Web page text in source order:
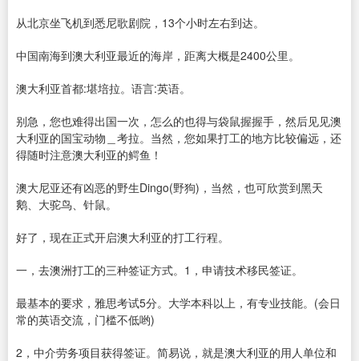
从北京坐飞机到悉尼歌剧院，13个小时左右到达。
中国南海到澳大利亚最近的海岸，距离大概是2400公里。
澳大利亚首都:堪培拉。语言:英语。
别急，您也难得出国一次，怎么的也得与袋鼠握握手，然后见见澳
大利亚的国宝动物＿考拉。当然，您如果打工的地方比较偏远，还
得随时注意澳大利亚的鳄鱼！
澳大尼亚还有凶恶的野生Dingo(野狗)，当然，也可欣赏到黑天
鹅、大驼鸟、针鼠。
好了，现在正式开启澳大利亚的打工行程。
一，去澳洲打工的三种签证方式。1，申请技术移民签证。
最基本的要求，雅思考试5分。大学本科以上，有专业技能。(会日
常的英语交流，门槛不低哟)
2，中介劳务项目获得签证。简易说，就是澳大利亚的用人单位和